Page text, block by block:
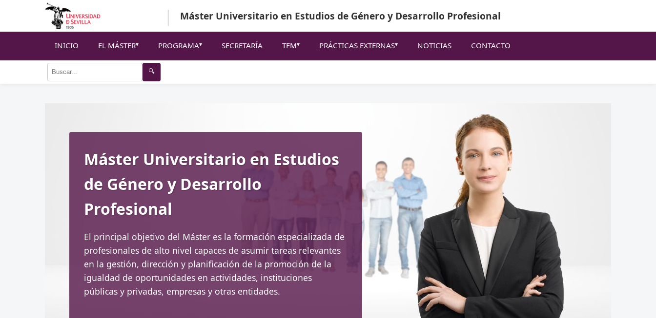
| Máster Universitario en Estudios de Género y Desarrollo Profesional
INICIO EL MÁSTER PROGRAMA SECRETARÍA TFM PRÁCTICAS EXTERNAS NOTICIAS CONTACTO
🔍
Máster Universitario en Estudios
de Género y Desarrollo
Profesional
El principal objetivo del Máster es la formación especializada de
profesionales de alto nivel capaces de asumir tareas relevantes
en la gestión, dirección y planificación de la promoción de la
igualdad de oportunidades en actividades, instituciones
públicas y privadas, empresas y otras entidades.